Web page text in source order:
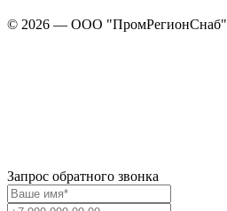
© 2026 — ООО "ПромРегионСнаб"
Запрос обратного звонка